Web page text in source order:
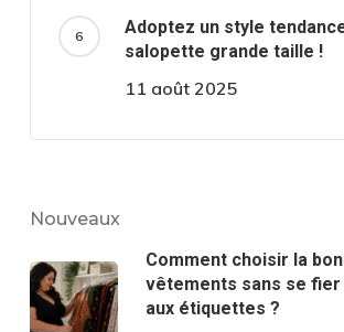
Adoptez un style
salopette grande taille !
11 août 2025
Nouveaux
Comment choisir la
vêtements sans se fier
aux étiquettes ?